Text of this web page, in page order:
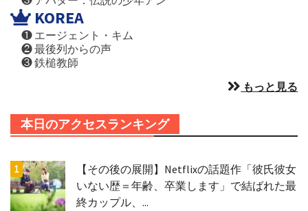
KOREA
❶ エージェント・キム
❷ 最後列からの声
❸ 鉄槌教師
もっと見る
本日のアクセスランキング
【その後の展開】Netflixの話題作「彼氏彼女
いない歴＝年齢、卒業します」で結ばれた最
終カップル、...